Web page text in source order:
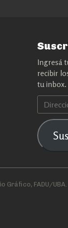
Ingresá
recibir
tu inbox.
de
email
FADU/UBA.